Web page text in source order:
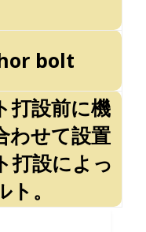
bolt
打設前に機
わせて設置
打設によっ
。